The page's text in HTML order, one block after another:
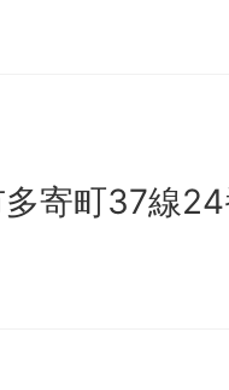
寄町37線